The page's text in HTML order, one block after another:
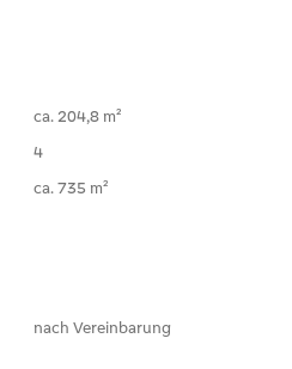
ca. 204,8 m²
4
ca. 735 m²
nach Vereinbarung